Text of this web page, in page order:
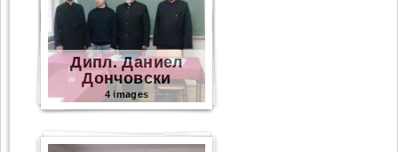
Дипл. Даниел
Дончовски
4 images